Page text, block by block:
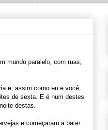
mundo paralelo, com ruas,
e, assim como eu e você,
de sexta. E é num destes
destas.
e começaram a bater